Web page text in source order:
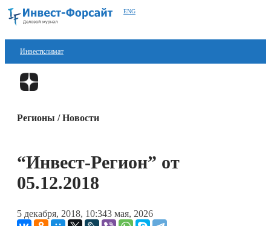
ENG
Инвестклимат
Финансы
Книги
Регионы / Новости
“Инвест-Регион” от
05.12.2018
5 декабря, 2018, 10:343 мая, 2026